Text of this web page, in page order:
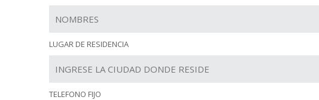
LUGAR DE RESIDENCIA
TELEFONO FIJO